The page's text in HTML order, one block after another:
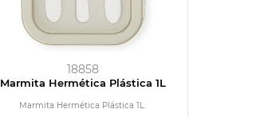
18858
Marmita Hermética Plástica 1L
Marmita Hermética Plástica 1L.